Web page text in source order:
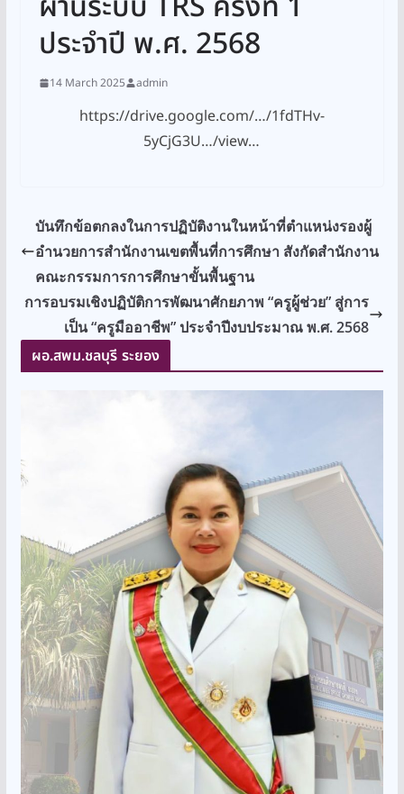
ประจำปี พ.ศ. 2568
14 March 2025 admin
https://drive.google.com/…/1fdTHv-
5yCjG3U…/view…
บันทึกข้อตกลงในการปฏิบัติงานในหน้าที่ตำแหน่งรองผู้
อำนวยการสำนักงานเขตพื้นที่การศึกษา สังกัดสำนักงาน
คณะกรรมการการศึกษาขั้นพื้นฐาน
การอบรมเชิงปฏิบัติการพัฒนาศักยภาพ “ครูผู้ช่วย” สู่การ
เป็น “ครูมืออาชีพ” ประจำปีงบประมาณ พ.ศ. 2568
ผอ.สพม.ชลบุรี ระยอง